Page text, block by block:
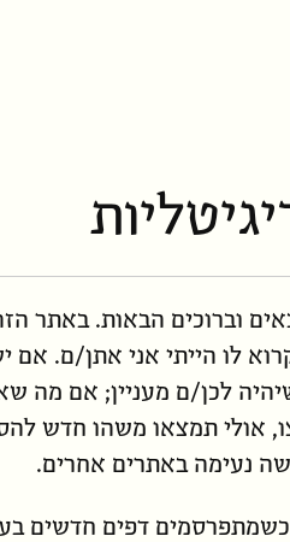
וברוכים הבאות. באתר
לו הייתי אני אתן/ם. אם
לכן/ם מעניין; אם מה
אולי תמצאו משהו חדש
נעימה באתרים אחרים.
דפים חדשים